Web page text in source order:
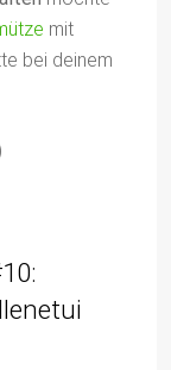
mit
bei deinem